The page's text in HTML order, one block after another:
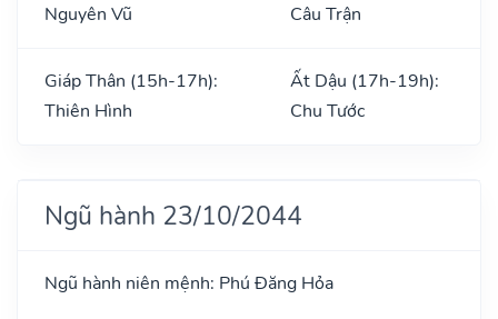
Nguyên Vũ
Câu Trận
Giáp Thân (15h-17h):
Thiên Hình
Ất Dậu (17h-19h):
Chu Tước
Ngũ hành 23/10/2044
Ngũ hành niên mệnh: Phú Đăng Hỏa